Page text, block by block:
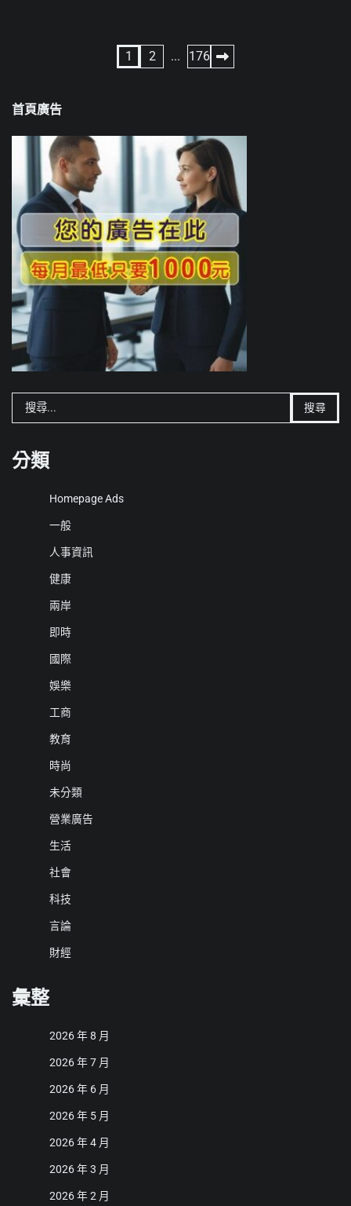
分
頁
1 2 ... 176
首頁廣告
尋
鍵
分類
Homepage Ads
一般
人事資訊
健康
兩岸
即時
國際
娛樂
工商
教育
時尚
未分類
營業廣告
生活
社會
科技
言論
財經
彙整
2026 年 8 月
2026 年 7 月
2026 年 6 月
2026 年 5 月
2026 年 4 月
2026 年 3 月
2026 年 2 月